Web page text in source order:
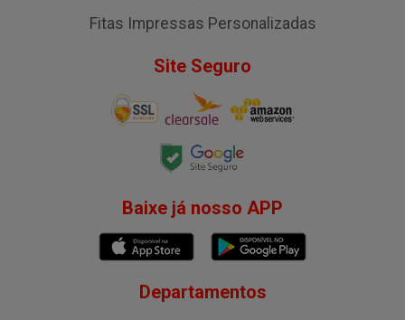
Fitas Impressas Personalizadas
Site Seguro
Baixe já nosso APP
Departamentos